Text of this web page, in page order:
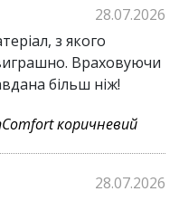
28.07.2026
з якого
Враховуючи
більш ніж!
коричневий
28.07.2026